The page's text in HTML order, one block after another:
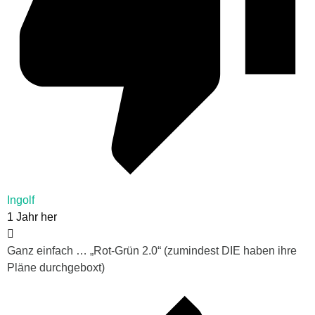
Ingolf
1 Jahr her
Ganz einfach … „Rot-Grün 2.0“ (zumindest DIE haben ihre
Pläne durchgeboxt)